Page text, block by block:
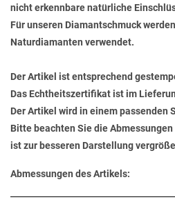
nicht erkennbare natürliche
Für unseren Diamantschmuck
Naturdiamanten verwendet.
Der Artikel ist entsprechend
Das Echtheitszertifikat ist im
Der Artikel wird in einem passenden
Bitte beachten Sie die
ist zur besseren Darstellung
Abmessungen des Artikels: